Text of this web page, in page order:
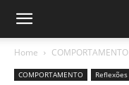
Home COMPORTAMENTO
COMPORTAMENTO Reflexões